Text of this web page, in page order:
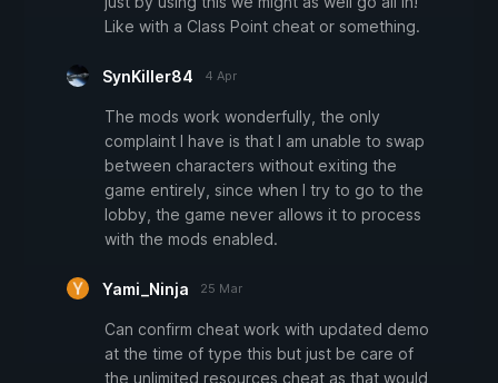
Like with a Class Point cheat or something.
SynKiller84 4 Apr
The mods work wonderfully, the only
complaint I have is that I am unable to swap
between characters without exiting the
game entirely, since when I try to go to the
lobby, the game never allows it to process
with the mods enabled.
Yami_Ninja 25 Mar
Can confirm cheat work with updated demo
at the time of type this but just be care of
the unlimited resources cheat as that would